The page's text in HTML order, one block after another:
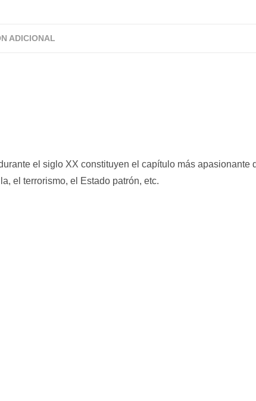
ADICIONAL
el siglo XX constituyen el capítulo más apasionante
el terrorismo, el Estado patrón, etc.